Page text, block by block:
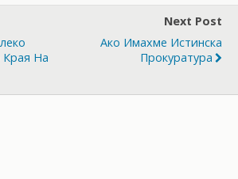
Края На
Next Post
Ако Имахме Истинска
Прокуратура